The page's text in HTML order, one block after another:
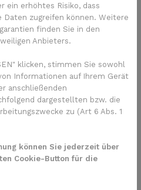
die biologischen
könnte. Das Fehlen
Risikofaktoren für Alzheimer
schreiben die Forscher.
Kreislauf-Erkrankungen,
Magermasse des Körpers.
der Testosteronmangel das
sich gefaltete beta-
die als Mitverursacher
ein erhöhtes Risiko, dass
Daten zugreifen können. Weitere
finden Sie in den
Anbieters.
klicken, stimmen Sie sowohl
Informationen auf Ihrem Gerät
anschließenden
dargestellten bzw. die
zu (Art 6 Abs. 1
können Sie jederzeit über
Cookie-Button für die